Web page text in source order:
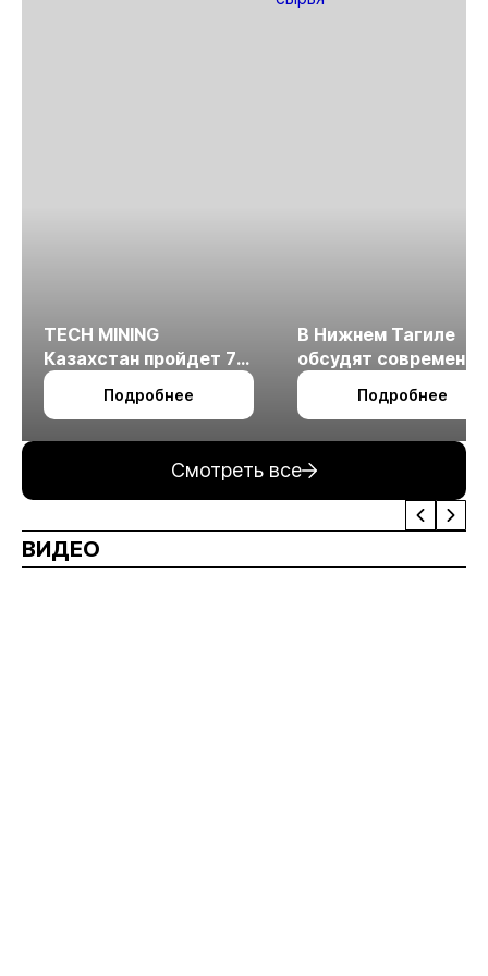
TECH MINING
Казахстан пройдет 7
октября в Алматы
Подробнее
В Нижнем Тагиле
обсудят
технологии
измельчения
Подробнее
Смотреть все
ВИДЕО